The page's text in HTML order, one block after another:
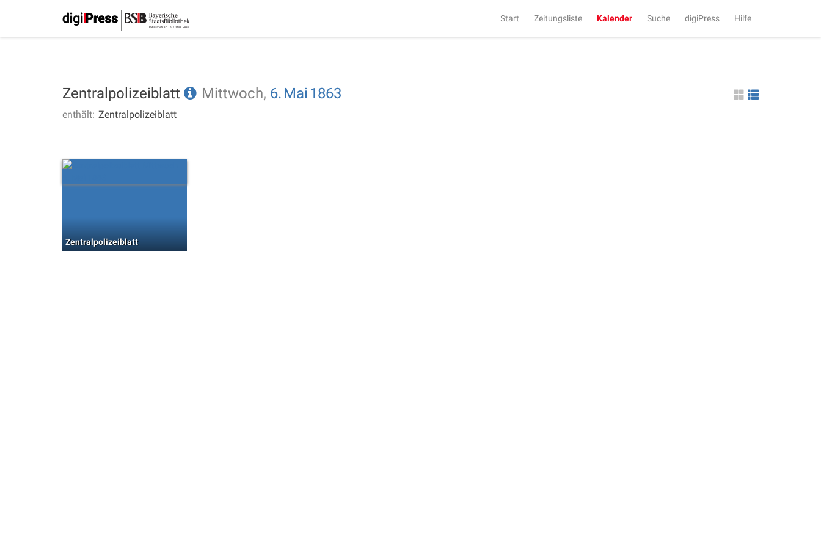
Start Zeitungsliste Kalender Suche digiPress Hilfe
Zentralpolizeiblatt Mittwoch, 6. Mai 1863
enthält: Zentralpolizeiblatt
Zentralpolizeiblatt